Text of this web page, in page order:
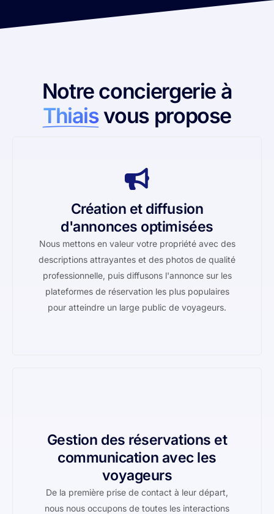
Notre conciergerie à
Thiaisvous propose
Création et diffusion
d'annonces optimisées
Nous mettons en valeur votre propriété avec des
descriptions attrayantes et des photos de qualité
professionnelle, puis diffusons l'annonce sur les
plateformes de réservation les plus populaires
pour atteindre un large public de voyageurs.
Gestion des réservations et
communication avec les
voyageurs
De la première prise de contact à leur départ,
nous nous occupons de toutes les interactions